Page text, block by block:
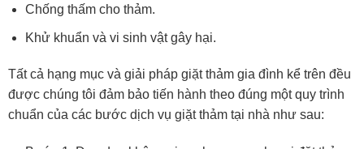
Chống thấm cho thảm.
Khử khuẩn và vi sinh vật gây hại.
Tất cả hạng mục và giải pháp giặt thảm gia đình kể trên đều
được chúng tôi đảm bảo tiến hành theo đúng một quy trình
chuẩn của các bước dịch vụ giặt thảm tại nhà như sau: